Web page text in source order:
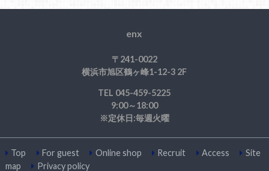
enx
〒241-0022
横浜市旭区鶴ヶ峰1-12-3 2F
TEL 045-459-5225
9:00～18:00
※定休日:毎週火曜
Top For guest Online shop Recruit Access
Site
map
Privacy policy